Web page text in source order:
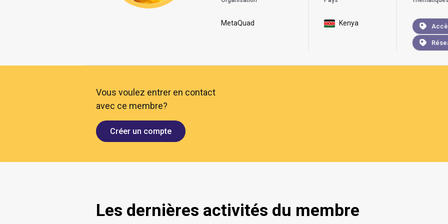
MetaQuad Kenya
Vous voulez entrer en contact
avec ce membre?
Créer un compte
Les dernières activités du membre